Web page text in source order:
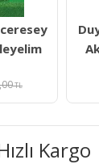
TL
Kargo